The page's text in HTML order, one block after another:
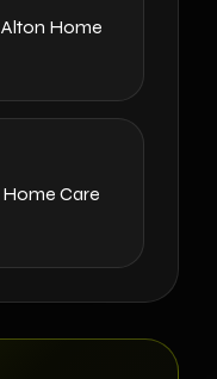
Alton Home
Home Care